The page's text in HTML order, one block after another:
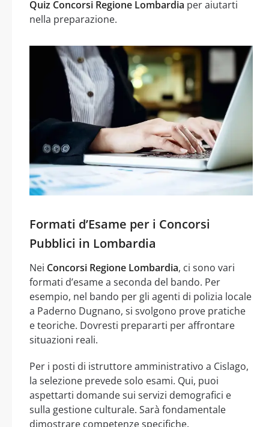
Quiz Concorsi Regione Lombardia per aiutarti
nella preparazione.
Formati d’Esame per i Concorsi
Pubblici in Lombardia
Nei Concorsi Regione Lombardia, ci sono vari
formati d’esame a seconda del bando. Per
esempio, nel bando per gli agenti di polizia locale
a Paderno Dugnano, si svolgono prove pratiche
e teoriche. Dovresti prepararti per affrontare
situazioni reali.
Per i posti di istruttore amministrativo a Cislago,
la selezione prevede solo esami. Qui, puoi
aspettarti domande sui servizi demografici e
sulla gestione culturale. Sarà fondamentale
dimostrare competenze specifiche.